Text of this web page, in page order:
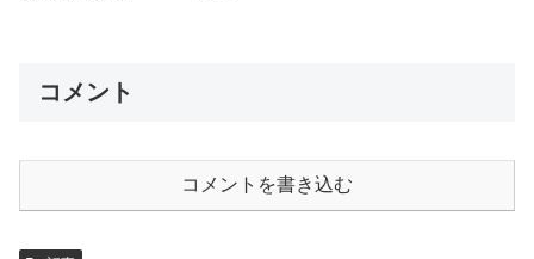
コメント
コメントを書き込む